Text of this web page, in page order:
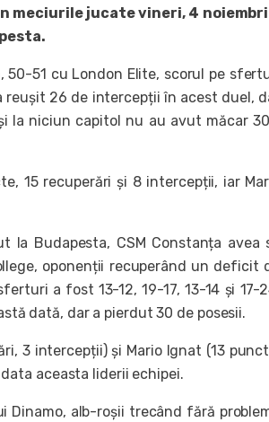
meciurile jucate vineri, 4
50-51 cu London Elite, scorul pe
reușit 26 de intercepții în acest duel,
la niciun capitol nu au avut măcar
15 recuperări și 8 intercepții, iar
Budapesta, CSM Constanța avea
oponenții recuperând un deficit
a fost 13-12, 19-17, 13-14 și 17-
dată, dar a pierdut 30 de posesii.
3 intercepții) și Mario Ignat (13
aceasta liderii echipei.
alb-roșii trecând fără